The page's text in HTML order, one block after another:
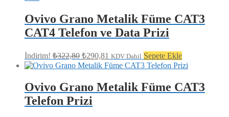
Ovivo Grano Metalik Füme CAT3
CAT4 Telefon ve Data Prizi
İndirim! ₺322,80 Orijinal
fiyat:
₺290,81 Şu
andaki
fiyat:
₺290,81.
KDV Dahil Sepete Ekle
Ovivo Grano Metalik Füme CAT3
Telefon Prizi